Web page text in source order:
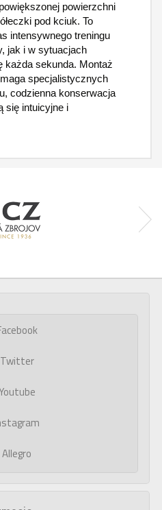
powierzchni
pod kciuk. To
intensywnego treningu
jak i w sytuacjach
każda sekunda. Montaż
specjalistycznych
codzienna konserwacja
się intuicyjne i
Twitter
Allegro